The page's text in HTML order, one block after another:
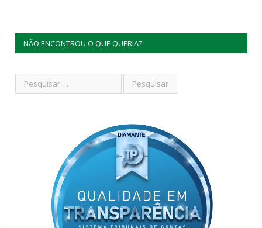
NÃO ENCONTROU O QUE QUERIA?